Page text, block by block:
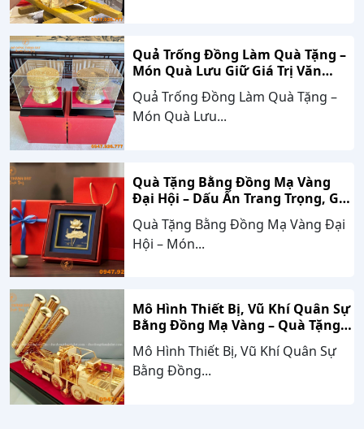
Quả Trống Đồng Làm Quà Tặng –
Món Quà Lưu Giữ Giá Trị Văn
Hóa, Gắn Kết Thành Công
Quả Trống Đồng Làm Quà Tặng –
Món Quà Lưu...
Quà Tặng Bằng Đồng Mạ Vàng
Đại Hội – Dấu Ấn Trang Trọng, Giá
Trị Bền Vững Theo Thời Gian
Quà Tặng Bằng Đồng Mạ Vàng Đại
Hội – Món...
Mô Hình Thiết Bị, Vũ Khí Quân Sự
Bằng Đồng Mạ Vàng – Quà Tặng
Cao Cấp Mang Dấu Ấn Sức Mạnh
Và Niềm Tự Hào Dân Tộc
Mô Hình Thiết Bị, Vũ Khí Quân Sự
Bằng Đồng...